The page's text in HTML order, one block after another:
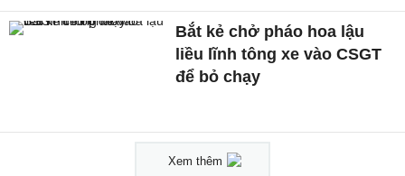
Bắt kẻ chở pháo hoa lậu
liều lĩnh tông xe vào CSGT
để bỏ chạy
Xem thêm